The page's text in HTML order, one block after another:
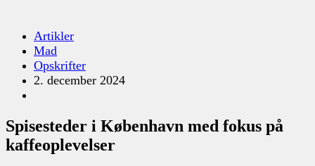
Artikler
Mad
Opskrifter
2. december 2024
Spisesteder i København med fokus på
kaffeoplevelser